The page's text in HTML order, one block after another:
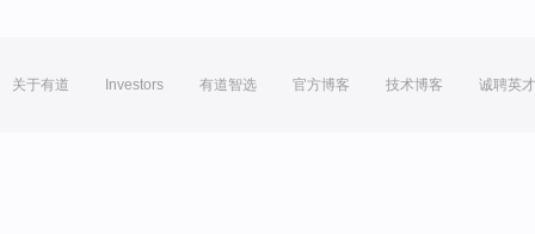
关于有道 Investors 有道智选 官方博客 技术博客 诚聘英才